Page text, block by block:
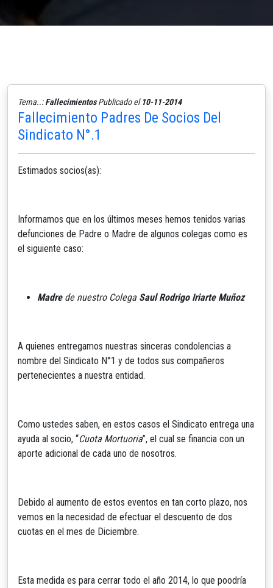
Tema..:FallecimientosPublicado el 10-11-2014
Fallecimiento Padres De Socios Del
Sindicato N°.1
Estimados socios(as):
Informamos que en los últimos meses hemos tenidos varias
defunciones de Padre o Madre de algunos colegas como es
el siguiente caso:
Madrede nuestro Colega Saul Rodrigo Iriarte Muñoz
A quienes entregamos nuestras sinceras condolencias a
nombre del Sindicato N°1 y de todos sus compañeros
pertenecientes a nuestra entidad.
Como ustedes saben, en estos casos el Sindicato entrega una
ayuda al socio, “Cuota Mortuoria”, el cual se financia con un
aporte adicional de cada uno de nosotros.
Debido al aumento de estos eventos en tan corto plazo, nos
vemos en la necesidad de efectuar el descuento de dos
cuotas en el mes de Diciembre.
Esta medida es para cerrar todo el año 2014, lo que poodría